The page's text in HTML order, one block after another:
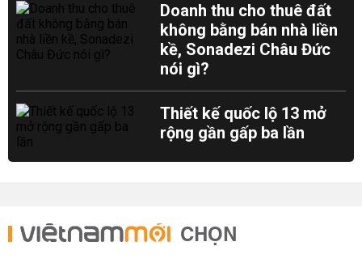
Doanh thu cho thuê đất
không bằng bán nhà liền
kề, Sonadezi Châu Đức
nói gì?
Thiết kế quốc lộ 13 mở
rộng gần gấp ba lần
CHỌN